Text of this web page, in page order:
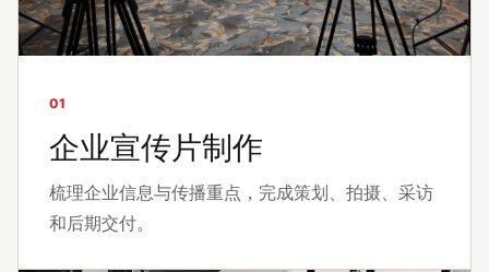
01
企业宣传片制作
梳理企业信息与传播重点，完成策划、拍摄、采访
和后期交付。